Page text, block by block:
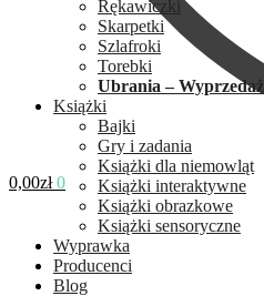
0,00zł 0
Rękawiczki
Skarpetki
Szlafroki
Torebki
Ubrania – Wyprzedaż
Książki
Bajki
Gry i zadania
Książki dla niemowląt
Książki interaktywne
Książki obrazkowe
Książki sensoryczne
Wyprawka
Producenci
Blog